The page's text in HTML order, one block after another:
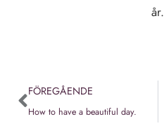
år.
FÖREGÅENDE
How to have a beautiful day.